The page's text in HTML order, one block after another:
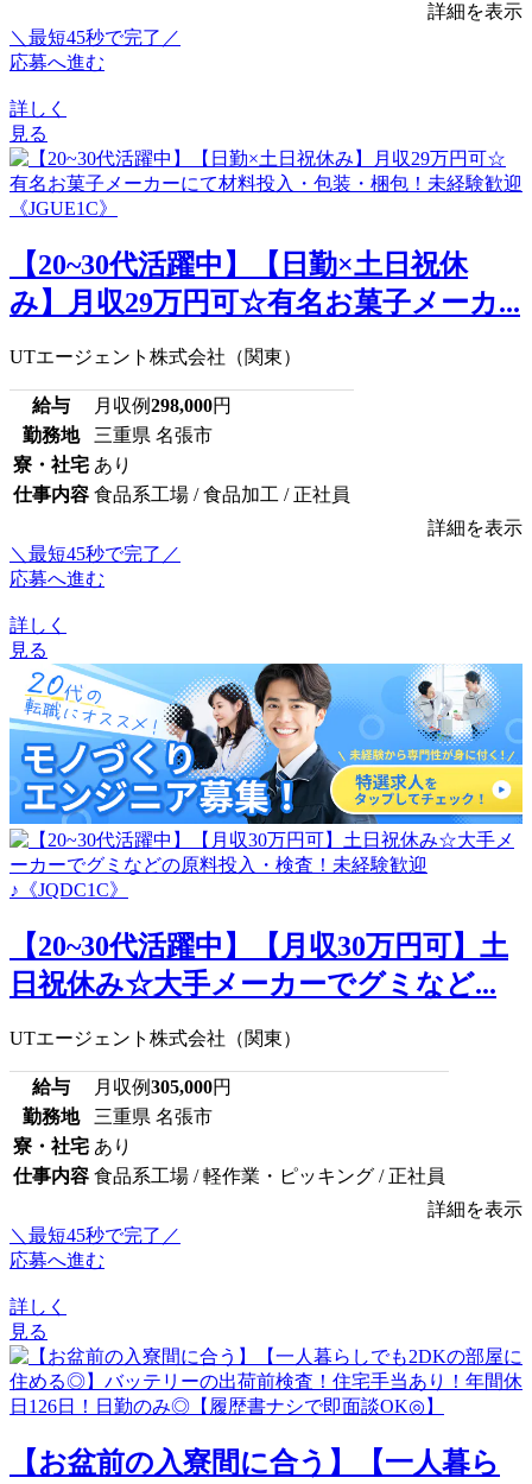
詳細を表示
＼最短45秒で完了／
応募へ進む
詳しく
見る
【20~30代活躍中】【日勤×土日祝休
み】月収29万円可☆有名お菓子メーカ...
UTエージェント株式会社（関東）
給与 月収例298,000円
勤務地
三重県 名張市
寮・社宅 あり
仕事内容 食品系工場 / 食品加工 / 正社員
詳細を表示
＼最短45秒で完了／
応募へ進む
詳しく
見る
【20~30代活躍中】【月収30万円可】土
日祝休み☆大手メーカーでグミなど...
UTエージェント株式会社（関東）
給与 月収例305,000円
勤務地
三重県 名張市
寮・社宅 あり
仕事内容 食品系工場 / 軽作業・ピッキング / 正社員
詳細を表示
＼最短45秒で完了／
応募へ進む
詳しく
見る
【お盆前の入寮間に合う】【一人暮ら